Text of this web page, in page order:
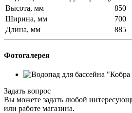
Высота, мм
850
Ширина, мм
700
Длина, мм
885
Фотогалерея
Задать вопрос
Вы можете задать любой
или работе магазина.